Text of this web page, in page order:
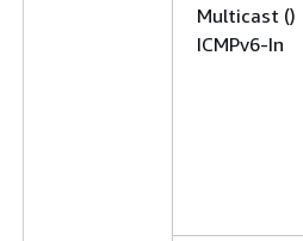
Multicast ()
ICMPv6-In